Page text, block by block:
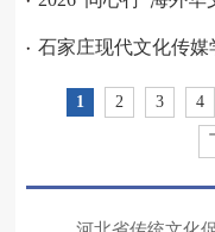
族团结发展新实践
石家庄现代文化传
1 2 3 4